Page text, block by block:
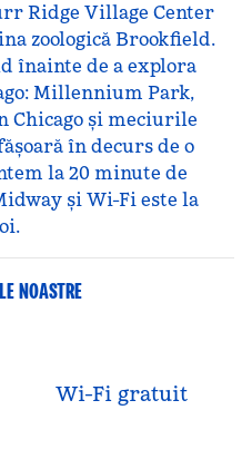
Ridge Village Center
zoologică Brookfield.
înainte de a explora
Millennium Park,
și meciurile
în decurs de o
la 20 minute de
și Wi-Fi este la
NOASTRE
Wi-Fi gratuit